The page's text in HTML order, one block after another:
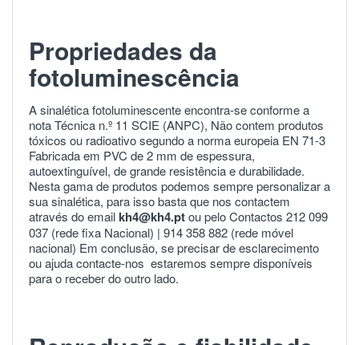
Propriedades da
fotoluminescência
A sinalética fotoluminescente encontra-se conforme a
nota Técnica n.º 11 SCIE (ANPC), Não contem produtos
tóxicos ou radioativo segundo a norma europeia EN 71-3
Fabricada em PVC de 2 mm de espessura,
autoextinguível, de grande resistência e durabilidade.
Nesta gama de produtos podemos sempre personalizar a
sua sinalética, para isso basta que nos contactem
através do emailkh4@kh4.ptou pelo Contactos 212 099
037 (rede fixa Nacional) | 914 358 882 (rede móvel
nacional) Em conclusão, se precisar de esclarecimento
ou ajudacontacte-nos estaremos sempre disponíveis
para o receber do outro lado.